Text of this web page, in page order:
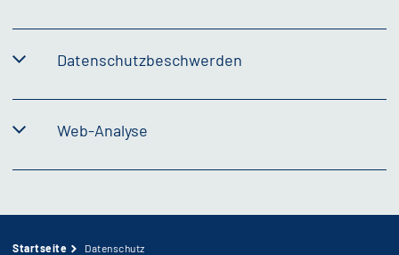
Datenschutzbeschwerden
Web-Analyse
Startseite Datenschutz